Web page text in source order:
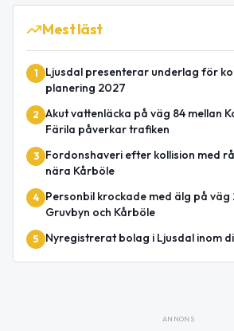
Mest läst
1
Ljusdal presenterar underlag för
planering 2027
2 Akut vattenläcka på väg 84 mellan
Färila påverkar trafiken
3
Fordonshaveri efter kollision med
nära Kårböle
4
Personbil krockade med älg på väg
Gruvbyn och Kårböle
5 Nyregistrerat bolag i Ljusdal inom
ANNONS